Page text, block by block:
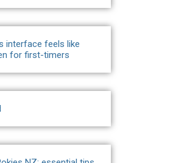
interface feels like
for first-timers